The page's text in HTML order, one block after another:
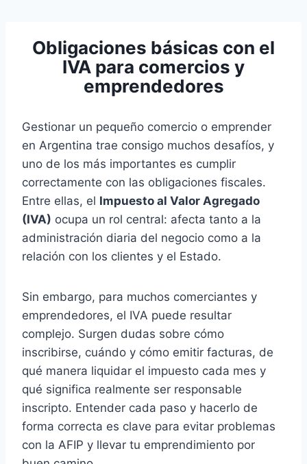
Obligaciones básicas con el
IVA para comercios y
emprendedores
Gestionar un pequeño comercio o emprender
en Argentina trae consigo muchos desafíos, y
uno de los más importantes es cumplir
correctamente con las obligaciones fiscales.
Entre ellas, el Impuesto al Valor Agregado
(IVA) ocupa un rol central: afecta tanto a la
administración diaria del negocio como a la
relación con los clientes y el Estado.
Sin embargo, para muchos comerciantes y
emprendedores, el IVA puede resultar
complejo. Surgen dudas sobre cómo
inscribirse, cuándo y cómo emitir facturas, de
qué manera liquidar el impuesto cada mes y
qué significa realmente ser responsable
inscripto. Entender cada paso y hacerlo de
forma correcta es clave para evitar problemas
con la AFIP y llevar tu emprendimiento por